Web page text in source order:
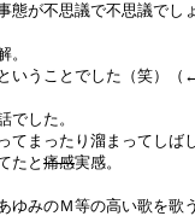
態が不思議で不思議でし
。
いうことでした（笑）
でした。
てまったり溜まってしば
たと 痛感実感。
ゆみのＭ等の高い歌を歌